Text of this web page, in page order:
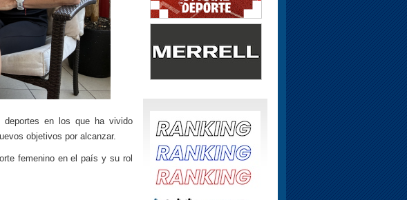
en los que ha vivido
objetivos por alcanzar.
femenino en el país y su rol